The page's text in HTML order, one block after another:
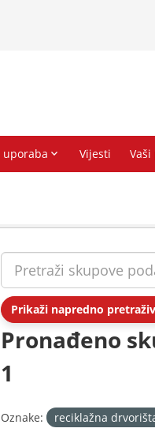
Prikaži napredno
Pronađeno
1
Oznake: reciklažna